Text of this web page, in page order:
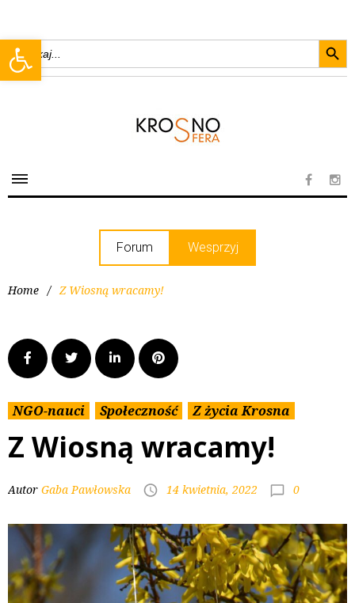
Open toolbar
Search
for:
Forum Wesprzyj
Home / Z Wiosną wracamy!
NGO-nauci Społeczność Z życia Krosna
Z Wiosną wracamy!
Autor Gaba Pawłowska 14 kwietnia, 2022 0